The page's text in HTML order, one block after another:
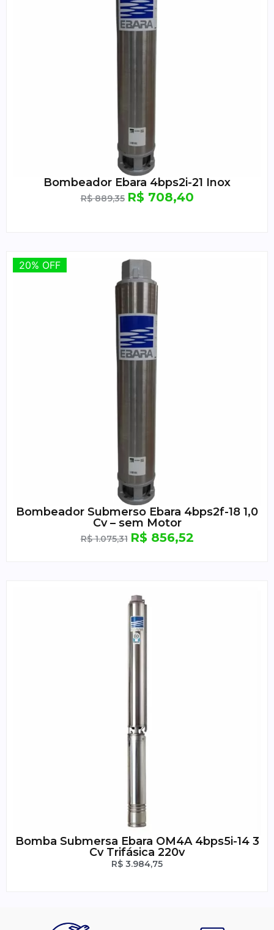
Bombeador Ebara 4bps2i-21 Inox
R$889,35 R$708,40
20% OFF
20% OFF
Bombeador Submerso Ebara 4bps2f-18 1,0
Cv – sem Motor
R$1.075,31 R$856,52
Bomba Submersa Ebara OM4A 4bps5i-14 3
Cv Trifásica 220v
R$ 3.984,75